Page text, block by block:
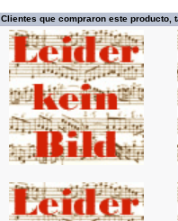
Clientes que compraron este producto,